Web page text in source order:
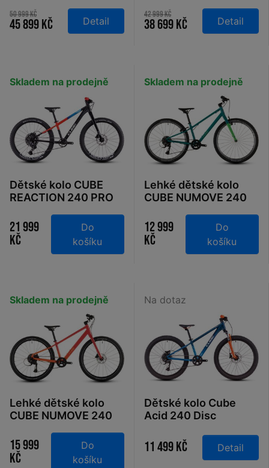
2026
50 999 Kč
45 899 Kč Detail
2026
42 999 Kč
38 699 Kč Detail
Skladem na prodejně
Dětské kolo CUBE
REACTION 240 PRO
2026
21 999
Kč
Do
košíku
Skladem na prodejně
Lehké dětské kolo
CUBE NUMOVE 240
2026
12 999
Kč
Do
košíku
Skladem na prodejně
Lehké dětské kolo
CUBE NUMOVE 240
´peach 2026
15 999
Kč
Do
košíku
Na dotaz
Dětské kolo Cube
Acid 240 Disc
11 499 Kč Detail